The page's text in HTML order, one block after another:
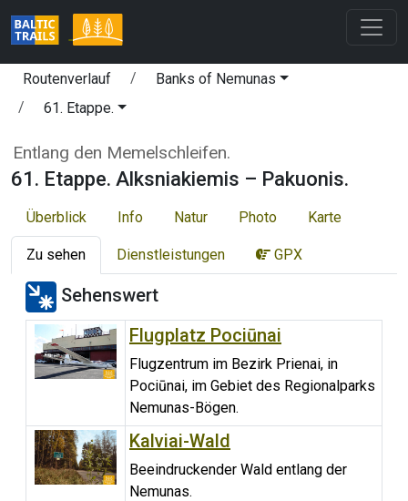
Routenverlauf
Banks of Nemunas
61. Etappe.
Entlang den Memelschleifen.
61. Etappe. Alksniakiemis – Pakuonis.
Überblick Info Natur Photo Karte
Zu sehen Dienstleistungen GPX
Sehenswert
Flugplatz Pociūnai
Flugzentrum im Bezirk Prienai, in
Pociūnai, im Gebiet des Regionalparks
Nemunas-Bögen.
Kalviai-Wald
Beeindruckender Wald entlang der
Nemunas.